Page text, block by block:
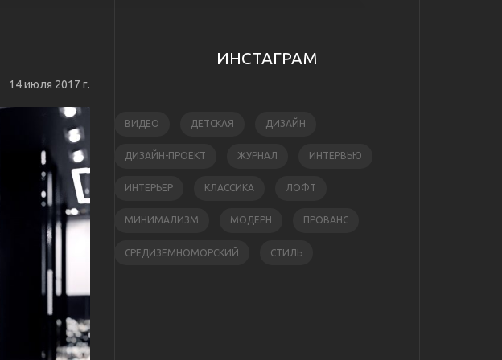
14 июля 2017 г.
ИНСТАГРАМ
ВИДЕО ДЕТСКАЯ ДИЗАЙН
ДИЗАЙН-ПРОЕКТ ЖУРНАЛ ИНТЕРВЬЮ
ИНТЕРЬЕР КЛАССИКА ЛОФТ
МИНИМАЛИЗМ МОДЕРН ПРОВАНС
СРЕДИЗЕМНОМОРСКИЙ СТИЛЬ